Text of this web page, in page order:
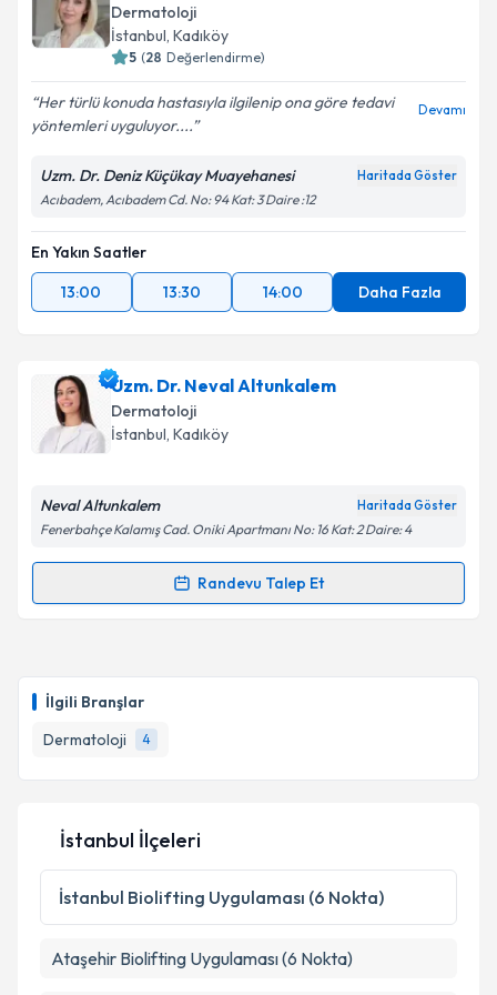
İlgili Branşlar
Dermatoloji
4
E-posta Adresiniz
Metni'ni okudum ve kişisel verilerimin belirtilen
kapsamda işlenmesini kabul ediyorum.
Takvim Talebini Gönder
Dermatoloji
İstanbul, Kadıköy
5 (28 Değerlendirme)
Her türlü konuda hastasıyla ilgilenip ona göre tedavi
yöntemleri uyguluyor....
Devamı
Uzm. Dr. Deniz Küçükay Muayehanesi Haritada Göster
Acıbadem, Acıbadem Cd. No: 94 Kat: 3 Daire :12
En Yakın Saatler
13:00
13:30 14:00 Daha Fazla
Uzm. Dr. Neval Altunkalem
Dermatoloji
İstanbul, Kadıköy
Neval Altunkalem Haritada Göster
Fenerbahçe Kalamış Cad. Oniki Apartmanı No: 16 Kat: 2 Daire: 4
Randevu Talep Et
Randevu Takvimi Talebi
için bir takvim hazırlandığında e-posta ile
bilgilendireceğiz.
E-posta Adresiniz
Kişisel verilerimin işlenmesine ilişkin Aydınlatma
Metni'ni okudum ve kişisel verilerimin belirtilen
İstanbul İlçeleri
İstanbul Biolifting Uygulaması (6 Nokta)
Ataşehir Biolifting Uygulaması (6 Nokta)